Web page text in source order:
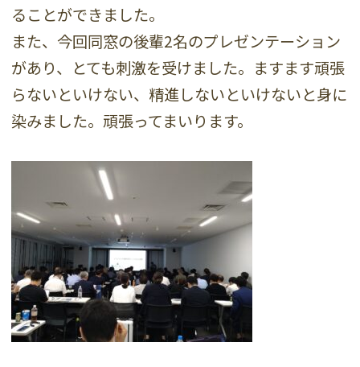
ることができました。
また、今回同窓の後輩2名のプレゼンテーション
があり、とても刺激を受けました。ますます頑張
らないといけない、精進しないといけないと身に
染みました。頑張ってまいります。